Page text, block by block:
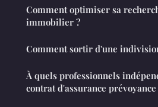
Comment optimiser sa
immobilier ?
Comment sortir d'une
À quels professionnels
contrat d'assurance prévoyance